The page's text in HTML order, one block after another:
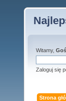
Witamy,
Zaloguj się
Strona